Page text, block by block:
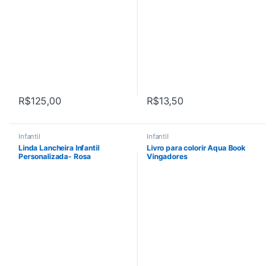
R$125,00 R$13,50
Este produto tem várias
Infantil
Linda Lancheira Infantil
Personalizada- Rosa
Infantil
Livro para colorir Aqua Book
Vingadores